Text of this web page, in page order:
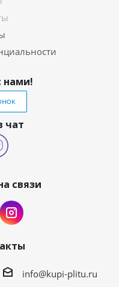
нами!
чат
связи
info@kupi-plitu.ru